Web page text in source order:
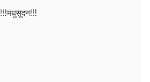
!!!मधुसूदन!!!